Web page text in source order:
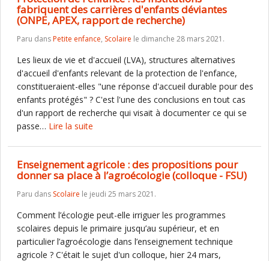
fabriquent des carrières d'enfants déviantes
(ONPE, APEX, rapport de recherche)
Paru dansPetite enfance, Scolaire le dimanche 28 mars 2021.
Les lieux de vie et d'accueil (LVA), structures alternatives
d'accueil d'enfants relevant de la protection de l'enfance,
constitueraient-elles "une réponse d'accueil durable pour des
enfants protégés" ? C'est l'une des conclusions en tout cas
d'un rapport de recherche qui visait à documenter ce qui se
passe… Lire la suite
Enseignement agricole : des propositions pour
donner sa place à l’agroécologie (colloque - FSU)
Paru dans Scolaire le jeudi 25 mars 2021.
Comment l’écologie peut-elle irriguer les programmes
scolaires depuis le primaire jusqu’au supérieur, et en
particulier l’agroécologie dans l’enseignement technique
agricole ? C'était le sujet d'un colloque, hier 24 mars,